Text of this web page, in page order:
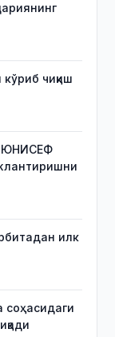
чиқиш
ЮНИСЕФ
илк
соҳасидаги